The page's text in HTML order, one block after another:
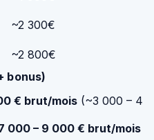
~2 300€
~2 800€
bonus)
€ brut/mois (~3 000 – 4
000 – 9 000 € brut/mois